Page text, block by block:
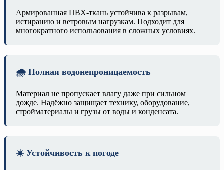
Армированная ПВХ-ткань устойчива к разрывам,
истиранию и ветровым нагрузкам. Подходит для
многократного использования в сложных условиях.
🌧️ Полная водонепроницаемость
Материал не пропускает влагу даже при сильном
дожде. Надёжно защищает технику, оборудование,
стройматериалы и грузы от воды и конденсата.
☀️ Устойчивость к погоде